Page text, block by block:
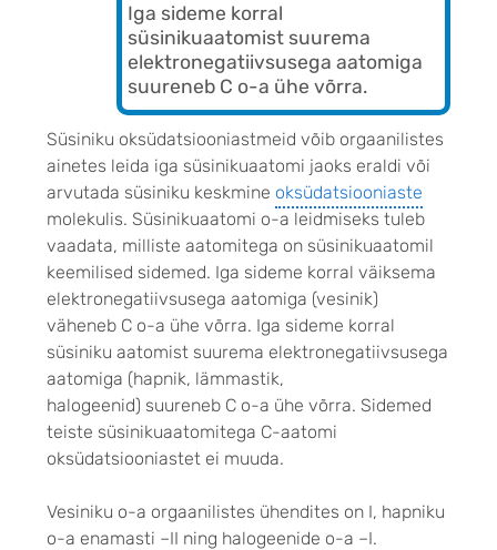
Iga sideme korral
süsinikuaatomist suurema
elektronegatiivsusega aatomiga
suureneb C o-a ühe võrra.
Süsiniku oksüdatsiooniastmeid võib orgaanilistes
ainetes leida iga süsinikuaatomi jaoks eraldi või
arvutada süsiniku keskmine oksüdatsiooniaste
molekulis. Süsinikuaatomi o-a leidmiseks tuleb
vaadata, milliste aatomitega on süsinikuaatomil
keemilised sidemed. Iga sideme korral väiksema
elektronegatiivsusega aatomiga (vesinik)
väheneb C o-a ühe võrra. Iga sideme korral
süsiniku aatomist suurema elektronegatiivsusega
aatomiga (hapnik, lämmastik,
halogeenid) suureneb C o-a ühe võrra. Sidemed
teiste süsinikuaatomitega C-aatomi
oksüdatsiooniastet ei muuda.
Vesiniku o-a orgaanilistes ühendites on I, hapniku
o-a enamasti –II ning halogeenide o-a –I.